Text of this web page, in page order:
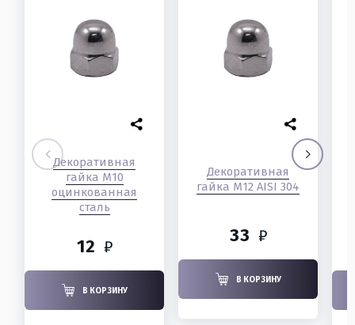
Декоративная
гайка М10
оцинкованная
сталь
12 ₽
В КОРЗИНУ
Декоративная
гайка М12 AISI 304
33 ₽
В КОРЗИНУ